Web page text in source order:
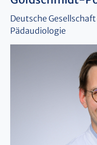
Deutsche
Pädaudiologie